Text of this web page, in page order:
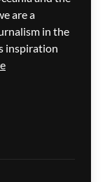
are a
in the
inspiration